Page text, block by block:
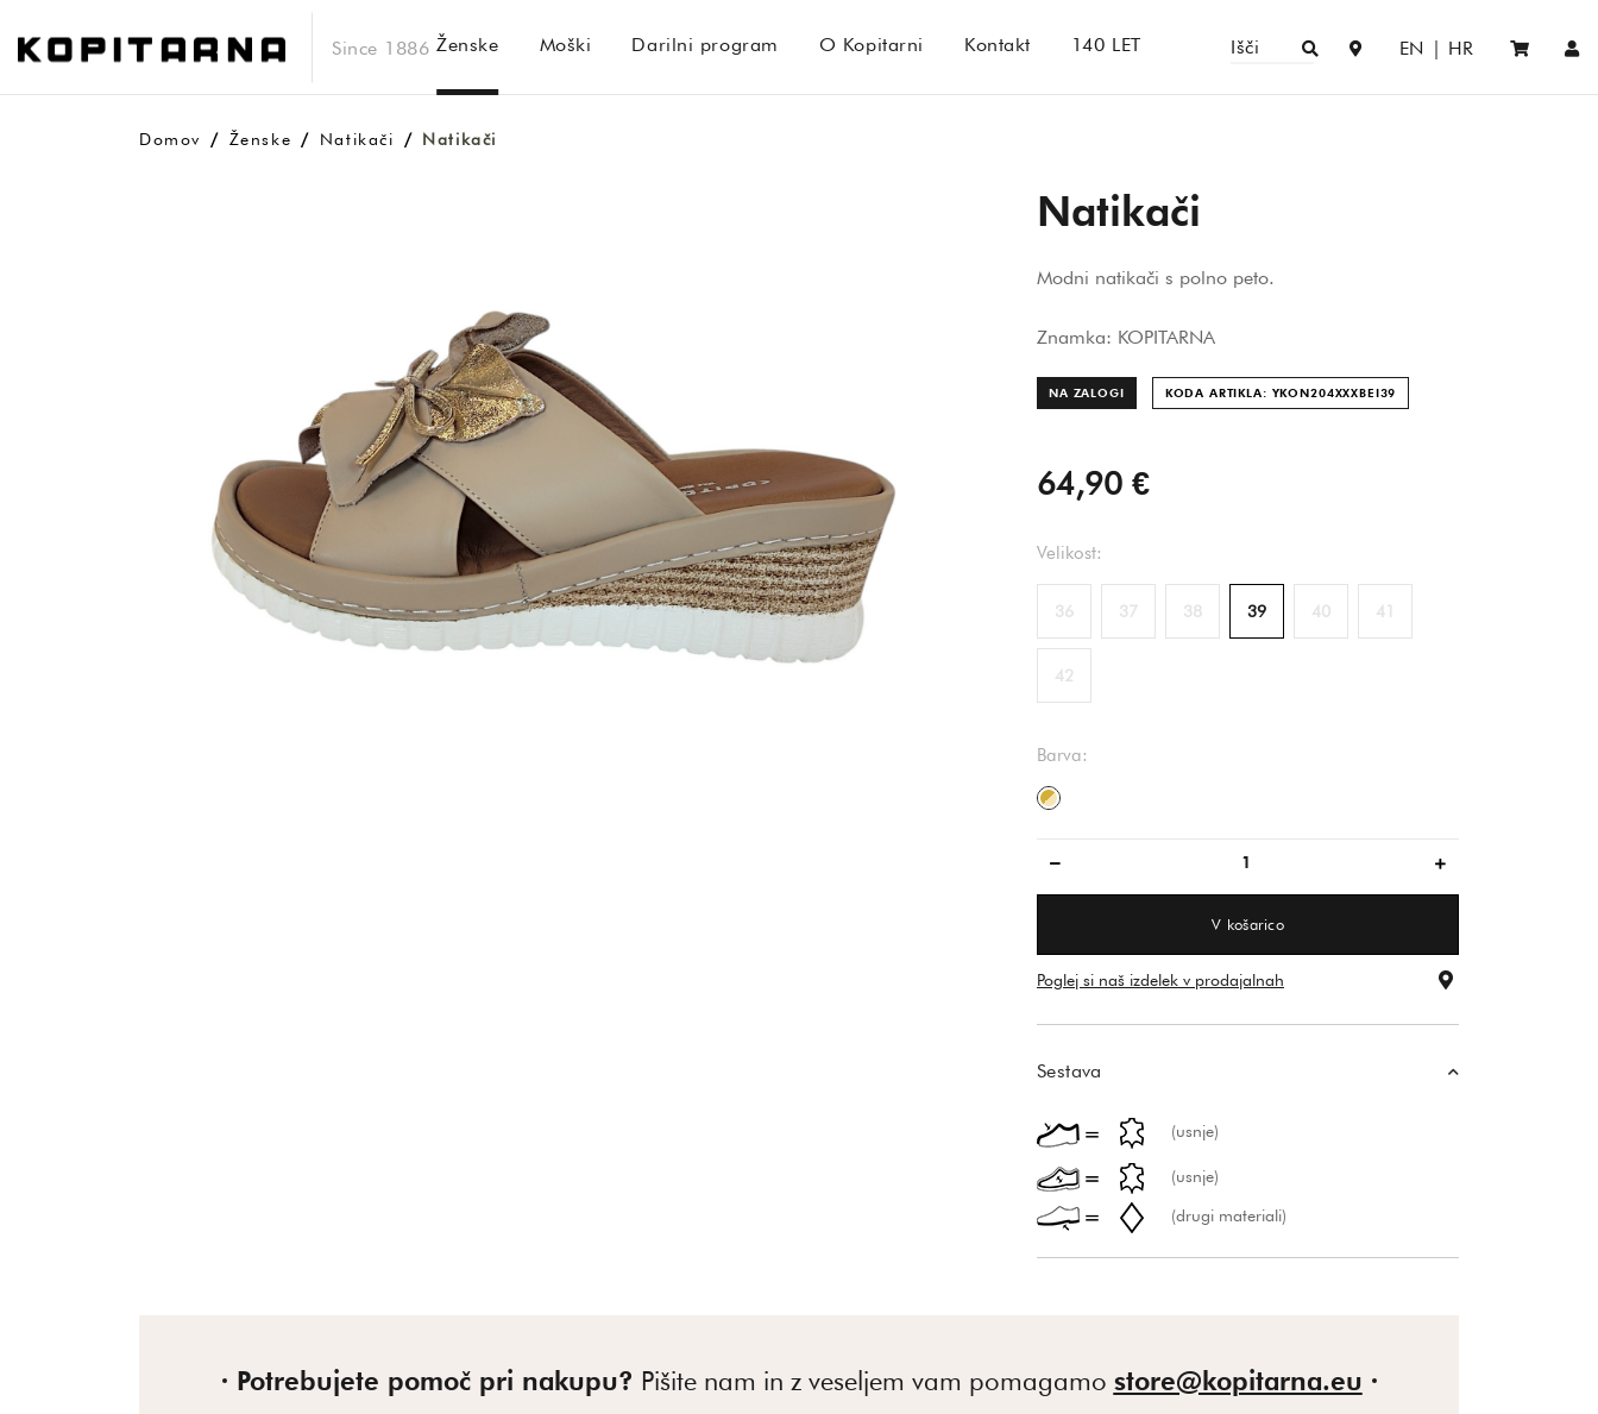
Išči EN | HR
Ženske Moški Darilni program O Kopitarni Kontakt 140 LET
Since 1886
Domov Ženske Natikači Natikači
Natikači
Modni natikači s polno peto.
Znamka: KOPITARNA
NA ZALOGI KODA ARTIKLA: YKON204XXXBEI39
64,90 €
Velikost:
36 37 38 39 40 41
42
Barva:
zlata/bež
V košarico
Poglej si naš izdelek v prodajalnah
Sestava
(usnje)
(usnje)
(drugi materiali)
Potrebujete pomoč pri nakupu? Pišite nam in z veseljem vam pomagamo store@kopitarna.eu